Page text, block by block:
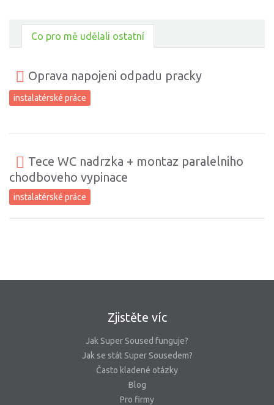
Co pro mě udělali ostatní
Oprava napojeni odpadu pracky
instalatérské práce
Tece WC nadrzka + montaz paralelniho
chodboveho vypinace
instalatérské práce
Zjistěte víc
Jak Super Soused funguje?
Jak se stát Super Sousedem?
Často kladené otázky
Blog
Pro firmy